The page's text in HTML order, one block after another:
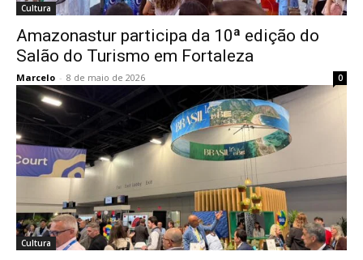
Cultura
Amazonastur participa da 10ª edição do
Salão do Turismo em Fortaleza
Marcelo - 8 de maio de 2026 0
Cultura